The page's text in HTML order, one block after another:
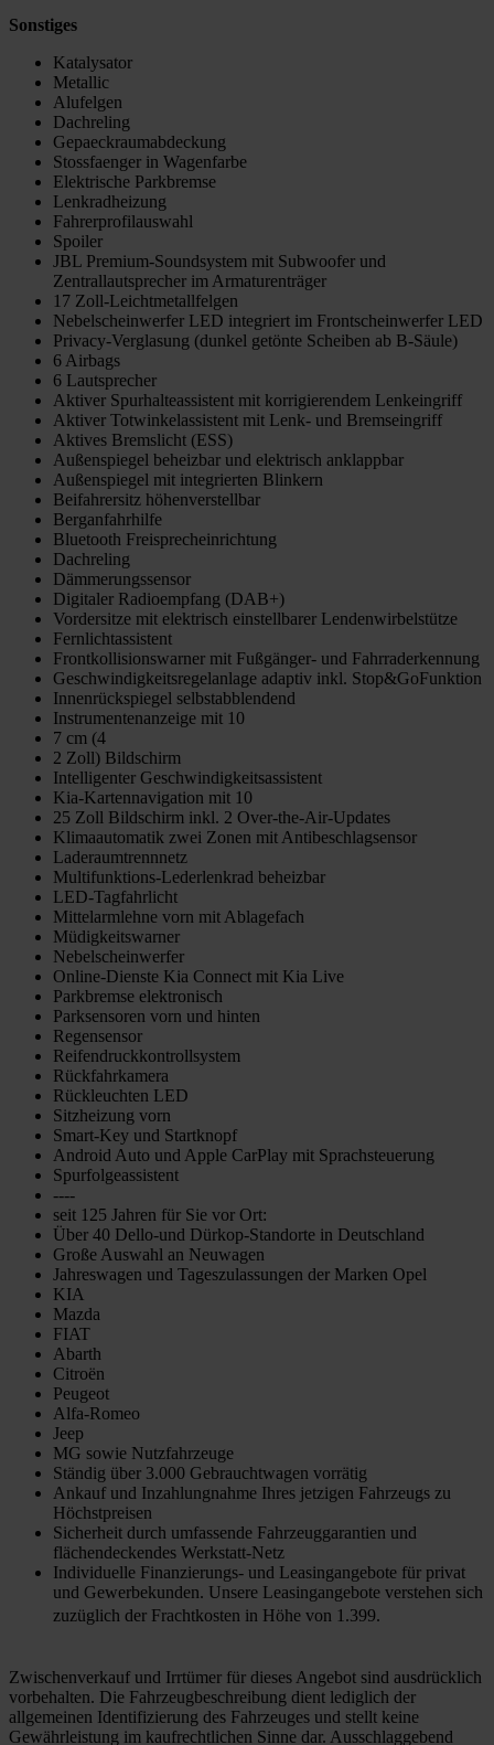
Sonstiges
Katalysator
Metallic
Alufelgen
Dachreling
Gepaeckraumabdeckung
Stossfaenger in Wagenfarbe
Elektrische Parkbremse
Lenkradheizung
Fahrerprofilauswahl
Spoiler
JBL Premium-Soundsystem mit Subwoofer und
Zentrallautsprecher im Armaturenträger
17 Zoll-Leichtmetallfelgen
Nebelscheinwerfer LED integriert im Frontscheinwerfer LED
Privacy-Verglasung (dunkel getönte Scheiben ab B-Säule)
6 Airbags
6 Lautsprecher
Aktiver Spurhalteassistent mit korrigierendem Lenkeingriff
Aktiver Totwinkelassistent mit Lenk- und Bremseingriff
Aktives Bremslicht (ESS)
Außenspiegel beheizbar und elektrisch anklappbar
Außenspiegel mit integrierten Blinkern
Beifahrersitz höhenverstellbar
Berganfahrhilfe
Bluetooth Freisprecheinrichtung
Dachreling
Dämmerungssensor
Digitaler Radioempfang (DAB+)
Vordersitze mit elektrisch einstellbarer Lendenwirbelstütze
Fernlichtassistent
Frontkollisionswarner mit Fußgänger- und Fahrraderkennung
Geschwindigkeitsregelanlage adaptiv inkl. Stop&GoFunktion
Innenrückspiegel selbstabblendend
Instrumentenanzeige mit 10
7 cm (4
2 Zoll) Bildschirm
Intelligenter Geschwindigkeitsassistent
Kia-Kartennavigation mit 10
25 Zoll Bildschirm inkl. 2 Over-the-Air-Updates
Klimaautomatik zwei Zonen mit Antibeschlagsensor
Laderaumtrennnetz
Multifunktions-Lederlenkrad beheizbar
LED-Tagfahrlicht
Mittelarmlehne vorn mit Ablagefach
Müdigkeitswarner
Nebelscheinwerfer
Online-Dienste Kia Connect mit Kia Live
Parkbremse elektronisch
Parksensoren vorn und hinten
Regensensor
Reifendruckkontrollsystem
Rückfahrkamera
Rückleuchten LED
Sitzheizung vorn
Smart-Key und Startknopf
Android Auto und Apple CarPlay mit Sprachsteuerung
Spurfolgeassistent
----
seit 125 Jahren für Sie vor Ort:
Über 40 Dello-und Dürkop-Standorte in Deutschland
Große Auswahl an Neuwagen
Jahreswagen und Tageszulassungen der Marken Opel
KIA
Mazda
FIAT
Abarth
Citroën
Peugeot
Alfa-Romeo
Jeep
MG sowie Nutzfahrzeuge
Ständig über 3.000 Gebrauchtwagen vorrätig
Ankauf und Inzahlungnahme Ihres jetzigen Fahrzeugs zu
Höchstpreisen
Sicherheit durch umfassende Fahrzeuggarantien und
flächendeckendes Werkstatt-Netz
Individuelle Finanzierungs- und Leasingangebote für privat
und Gewerbekunden. Unsere Leasingangebote verstehen sich
zuzüglich der Frachtkosten in Höhe von 1.399.
Zwischenverkauf und Irrtümer für dieses Angebot sind ausdrücklich
vorbehalten. Die Fahrzeugbeschreibung dient lediglich der
allgemeinen Identifizierung des Fahrzeuges und stellt keine
Gewährleistung im kaufrechtlichen Sinne dar. Ausschlaggebend